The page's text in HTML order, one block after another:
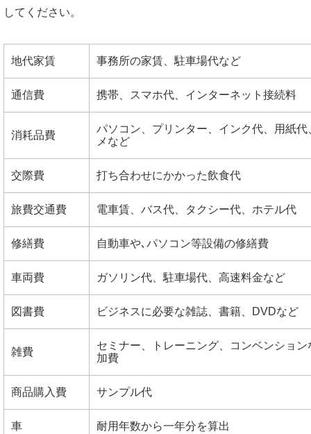
してください。
地代家賃 事務所の家賃、駐車場代など
通信費 携帯、スマホ代、インターネット接続料
消耗品費
パソコン、プリンター、インク代、用紙代
メなど
交際費 打ち合わせにかかった飲食代
旅費交通費 電車賃、バス代、タクシー代、ホテル代
修繕費 自動車や､パソコン等設備の修繕費
車両費 ガソリン代、駐車場代、高速料金など
図書費 ビジネスに必要な雑誌、書籍、DVDなど
雑費
セミナー、トレーニング、コンベンション
加費
商品購入費 サンプル代
車 耐用年数から一年分を算出